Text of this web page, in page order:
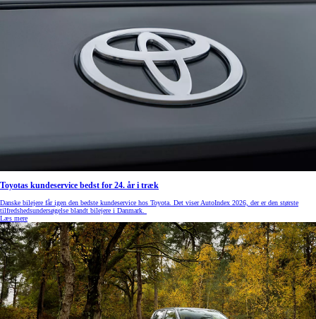
Toyotas kundeservice bedst for 24. år i træk
Danske bilejere får igen den bedste kundeservice hos Toyota. Det viser AutoIndex 2026, der er den største
tilfredshedsundersøgelse blandt bilejere i Danmark.
Læs mere